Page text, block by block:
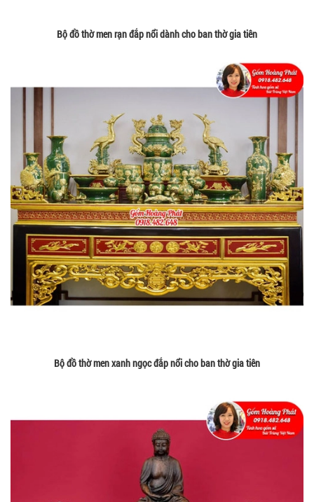
Bộ đồ thờ men rạn đắp nổi dành cho ban thờ gia tiên
Bộ đồ thờ men xanh ngọc đắp nổi cho ban thờ gia tiên